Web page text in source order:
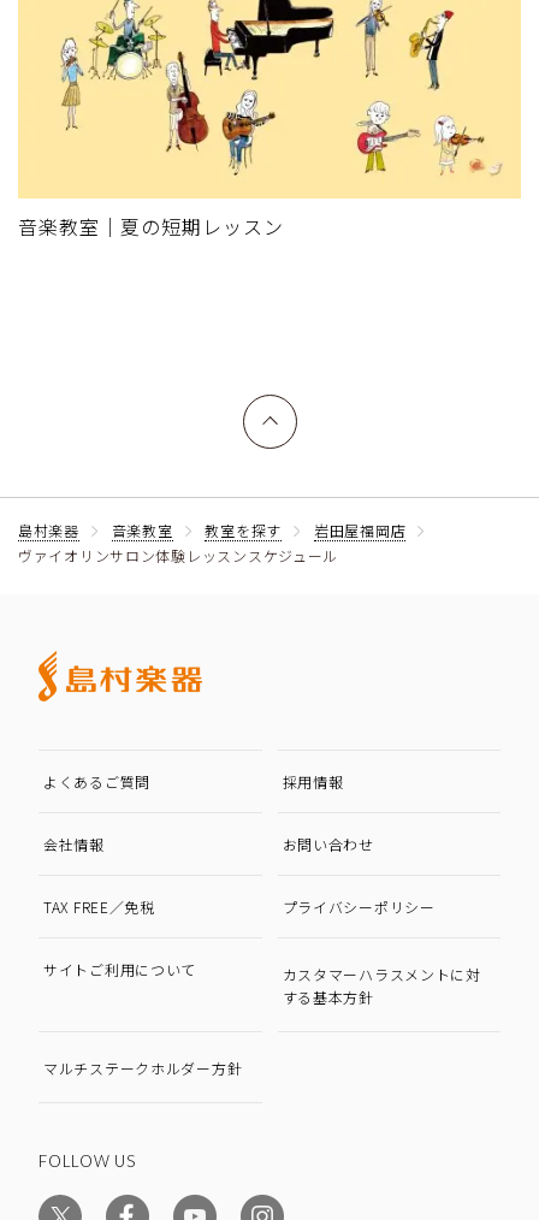
音楽教室｜夏の短期レッスン
上へ戻る
島村楽器 音楽教室 教室を探す
岩田屋福岡店
ヴァイオリンサロン体験レッスンスケジュール
よくあるご質問 採用情報
会社情報 お問い合わせ
TAX FREE／免税 プライバシーポリシー
サイトご利用について
カスタマーハラスメントに対
する基本方針
マルチステークホルダー方針
FOLLOW US